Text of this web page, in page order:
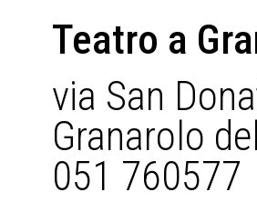
Teatro a
via San
Granarolo
051 760577